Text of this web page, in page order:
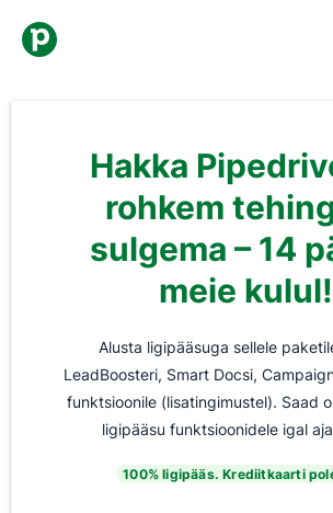
Hakka
rohkem
sulgema – 14
meie kulul!
Alusta ligipääsuga sellele
LeadBoosteri, Smart Docsi,
funktsioonile (lisatingimustel). Saad
ligipääsu funktsioonidele igal
100% ligipääs. Krediitkaarti